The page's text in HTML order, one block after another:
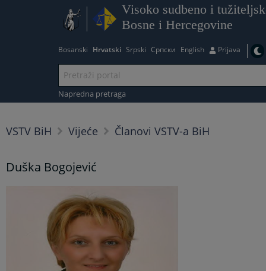
Visoko sudbeno i
Bosne i Hercegovine
Bosanski Hrvatski Srpski Српски English Prijava
Napredna pretraga
VSTV BiH Vijeće Članovi VSTV-a BiH
Duška Bogojević